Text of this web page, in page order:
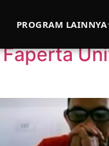
PROGRAM LAINNYA